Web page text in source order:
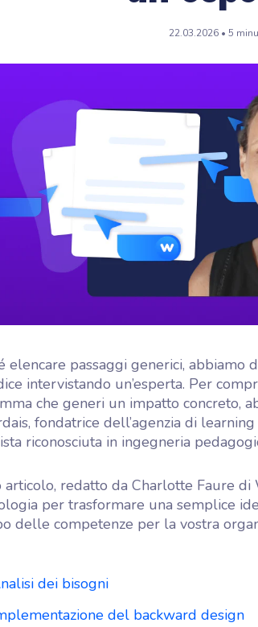
22.03.2026 • 5
elencare passaggi generici, abbiamo
intervistando un’esperta. Per
che generi un impatto concreto,
fondatrice dell’agenzia di
riconosciuta in ingegneria
articolo, redatto da Charlotte Faure di
per trasformare una semplice
delle competenze per la vostra
dei bisogni
del backward design